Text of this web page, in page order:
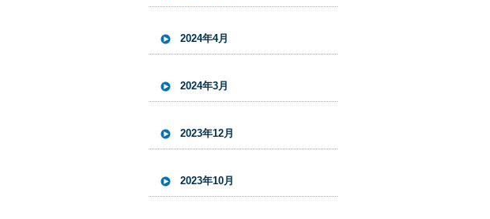
2024年4月
2024年3月
2023年12月
2023年10月